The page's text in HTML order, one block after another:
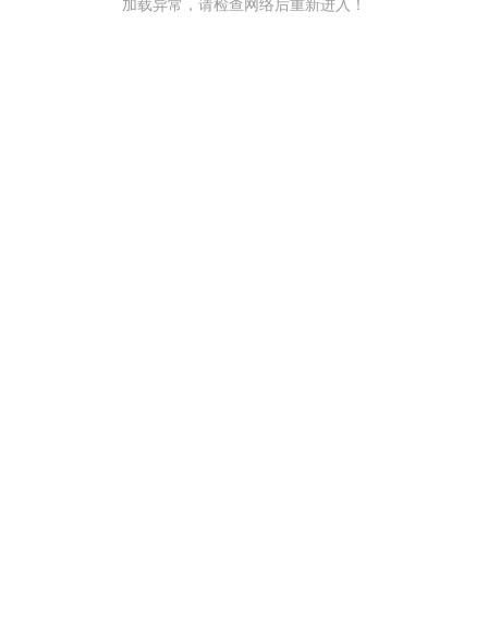
加载异常，请检查网络后重新进入！